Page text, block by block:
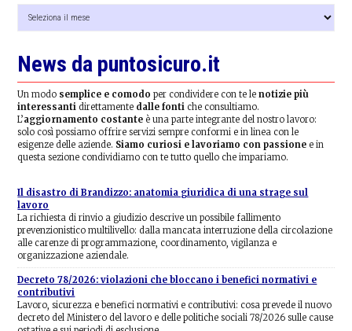
news
News da puntosicuro.it
Un modo semplice e comodo per condividere con te lenotizie più
interessanti direttamente dalle fonti che consultiamo.
L’aggiornamento costante è una parte integrante del nostro lavoro:
solo così possiamo offrire servizi sempre conformi e in linea con le
esigenze delle aziende. Siamo curiosi e lavoriamo con passione e in
questa sezione condividiamo con te tutto quello che impariamo.
Il disastro di Brandizzo: anatomia giuridica di una strage sul
lavoro
La richiesta di rinvio a giudizio descrive un possibile fallimento
prevenzionistico multilivello: dalla mancata interruzione della circolazione
alle carenze di programmazione, coordinamento, vigilanza e
organizzazione aziendale.
Decreto 78/2026: violazioni che bloccano i benefici normativi e
contributivi
Lavoro, sicurezza e benefici normativi e contributivi: cosa prevede il nuovo
decreto del Ministero del lavoro e delle politiche sociali 78/2026 sulle cause